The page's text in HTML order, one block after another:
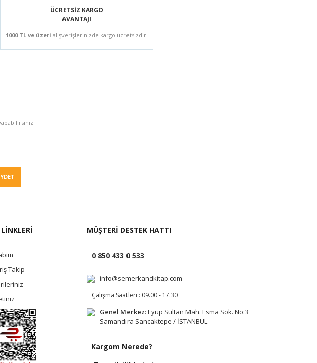
ÜCRETSİZ KARGO
AVANTAJI
1000 TL ve üzeri alışverişlerinizde kargo ücretsizdir.
LİNKLERİ
Takip
MÜŞTERİ DESTEK HATTI
0 850 433 0 533
info@semerkandkitap.com
Çalışma Saatleri : 09.00 - 17.30
Genel Merkez:Eyüp Sultan Mah. Esma Sok. No:3
Samandıra Sancaktepe / İSTANBUL
Kargom Nerede?